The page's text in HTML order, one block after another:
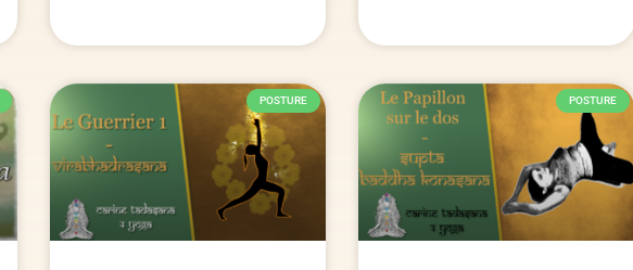
POSTURE POSTURE